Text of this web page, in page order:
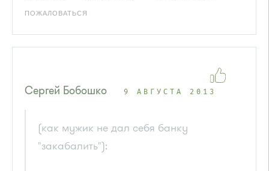
ПОЖАЛОВАТЬСЯ
Сергей Бобошко 9 АВГУСТА 2013
(как мужик не дал себя банку
"закабалить"):